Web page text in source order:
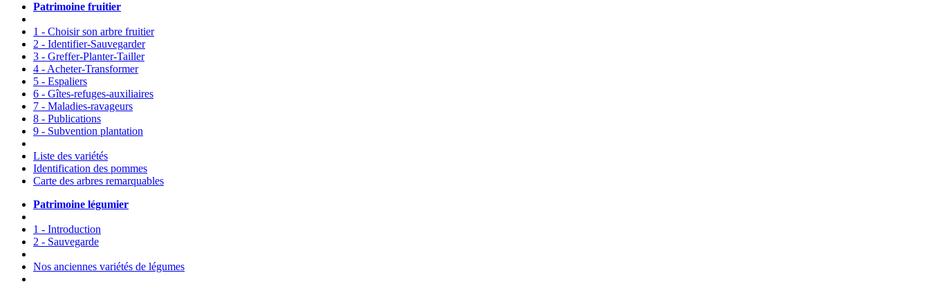
Patrimoine fruitier
1 - Choisir son arbre fruitier
2 - Identifier-Sauvegarder
3 - Greffer-Planter-Tailler
4 - Acheter-Transformer
5 - Espaliers
6 - Gîtes-refuges-auxiliaires
7 - Maladies-ravageurs
8 - Publications
9 - Subvention plantation
Liste des variétés
Identification des pommes
Carte des arbres remarquables
Patrimoine légumier
1 - Introduction
2 - Sauvegarde
Nos anciennes variétés de légumes